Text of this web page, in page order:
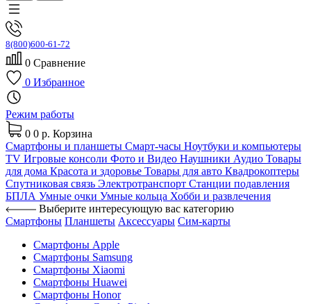
8(800)600-61-72
0 Сравнение
0 Избранное
Режим работы
0 0 р. Корзина
Смартфоны и планшеты Смарт-часы Ноутбуки и компьютеры
TV Игровые консоли Фото и Видео Наушники Аудио Товары
для дома Красота и здоровье Товары для авто Квадрокоптеры
Спутниковая связь Электротранспорт Станции подавления
БПЛА Умные очки Умные кольца Хобби и развлечения
Выберите интересующую вас категорию
Смартфоны Планшеты Аксессуары Сим-карты
Смартфоны Apple
Смартфоны Samsung
Смартфоны Xiaomi
Смартфоны Huawei
Смартфоны Honor